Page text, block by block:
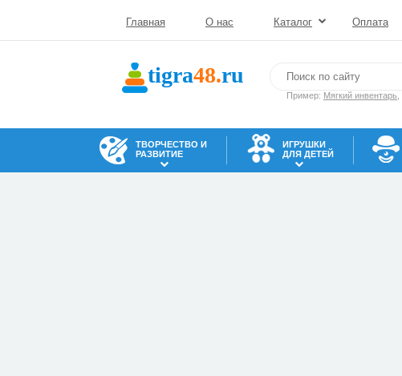
Главная О нас Каталог Оплата
tigra48.ru
Пример: Мягкий инвентарь
ТВОРЧЕСТВО И
РАЗВИТИЕ
ИГРУШКИ
ДЛЯ ДЕТЕЙ